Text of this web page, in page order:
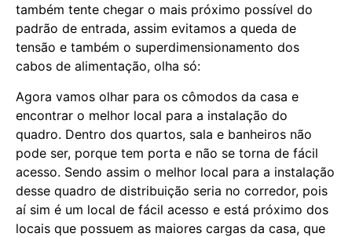
também tente chegar o mais próximo possível do
padrão de entrada, assim evitamos a queda de
tensão e também o superdimensionamento dos
cabos de alimentação, olha só:
Agora vamos olhar para os cômodos da casa e
encontrar o melhor local para a instalação do
quadro. Dentro dos quartos, sala e banheiros não
pode ser, porque tem porta e não se torna de fácil
acesso. Sendo assim o melhor local para a instalação
desse quadro de distribuição seria no corredor, pois
aí sim é um local de fácil acesso e está próximo dos
locais que possuem as maiores cargas da casa, que